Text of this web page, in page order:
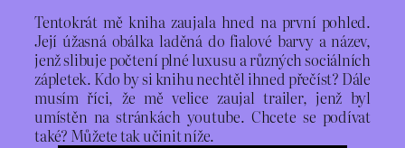
Tentokrát mě kniha zaujala hned na první pohled.
Její úžasná obálka laděná do fialové barvy a název,
jenž slibuje počtení plné luxusu a různých sociálních
zápletek. Kdo by si knihu nechtěl ihned přečíst? Dále
musím říci, že mě velice zaujal trailer, jenž byl
umístěn na stránkách youtube. Chcete se podívat
také? Můžete tak učinit níže.